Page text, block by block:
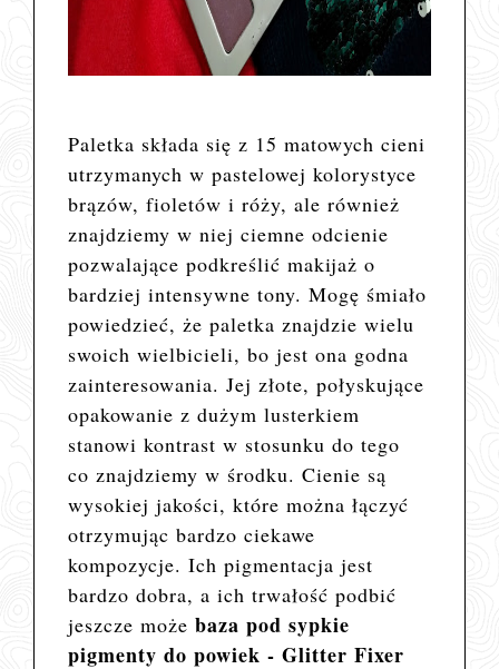
Paletka składa się z 15 matowych cieni
utrzymanych w pastelowej kolorystyce
brązów, fioletów i róży, ale również
znajdziemy w niej ciemne odcienie
pozwalające podkreślić makijaż o
bardziej intensywne tony. Mogę śmiało
powiedzieć, że paletka znajdzie wielu
swoich wielbicieli, bo jest ona godna
zainteresowania. Jej złote, połyskujące
opakowanie z dużym lusterkiem
stanowi kontrast w stosunku do tego
co znajdziemy w środku. Cienie są
wysokiej jakości, które można łączyć
otrzymując bardzo ciekawe
kompozycje. Ich pigmentacja jest
bardzo dobra, a ich trwałość podbić
jeszcze możebaza pod sypkie
pigmenty do powiek - Glitter Fixer